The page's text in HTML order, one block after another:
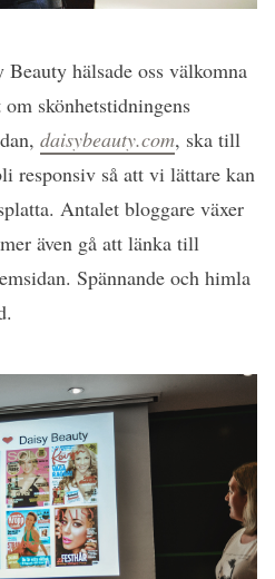
hälsade oss välkomna
skönhetstidningens
daisybeauty.com, ska till
responsiv så att vi lättare kan
Antalet bloggare växer
även gå att länka till
Spännande och himla